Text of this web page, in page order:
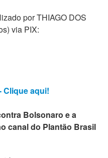
por THIAGO DOS
via PIX:
Clique aqui!
Bolsonaro e a
canal do Plantão Brasil